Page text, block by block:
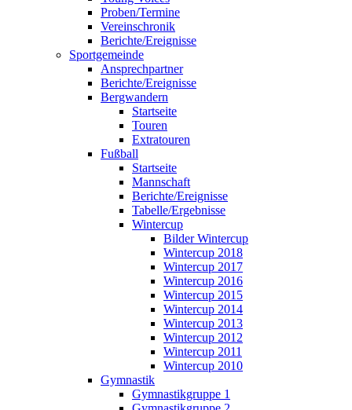
Proben/Termine
Vereinschronik
Berichte/Ereignisse
Sportgemeinde
Ansprechpartner
Berichte/Ereignisse
Bergwandern
Startseite
Touren
Extratouren
Fußball
Startseite
Mannschaft
Berichte/Ereignisse
Tabelle/Ergebnisse
Wintercup
Bilder Wintercup
Wintercup 2018
Wintercup 2017
Wintercup 2016
Wintercup 2015
Wintercup 2014
Wintercup 2013
Wintercup 2012
Wintercup 2011
Wintercup 2010
Gymnastik
Gymnastikgruppe 1